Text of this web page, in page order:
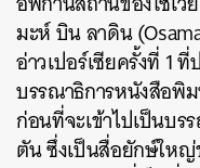
มะห์ บิน ลาดิน
อ่าวเปอร์เซียครั้งที่ 1
บรรณาธิการหนังสือพิ
ก่อนที่จะเข้าไปเป็นบ
ตัน ซึ่งเป็นสื่อยักษ์ใหญ่